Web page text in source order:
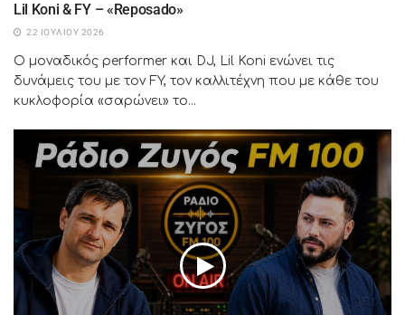
Lil Koni & FY – «Reposado»
22 ΙΟΥΛΊΟΥ 2026
Ο μοναδικός performer και DJ, Lil Koni ενώνει τις
δυνάμεις του με τον FY, τον καλλιτέχνη που με κάθε του
κυκλοφορία «σαρώνει» το...